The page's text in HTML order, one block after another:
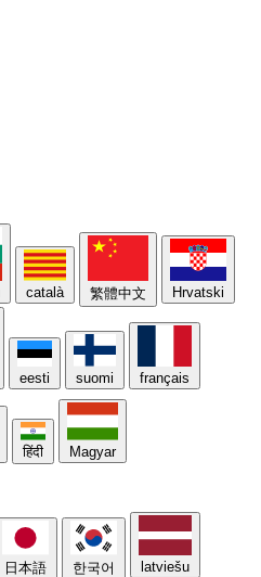
català 繁體中文 Hrvatski
eesti suomi français
हिंदी Magyar
日本語 한국어 latviešu